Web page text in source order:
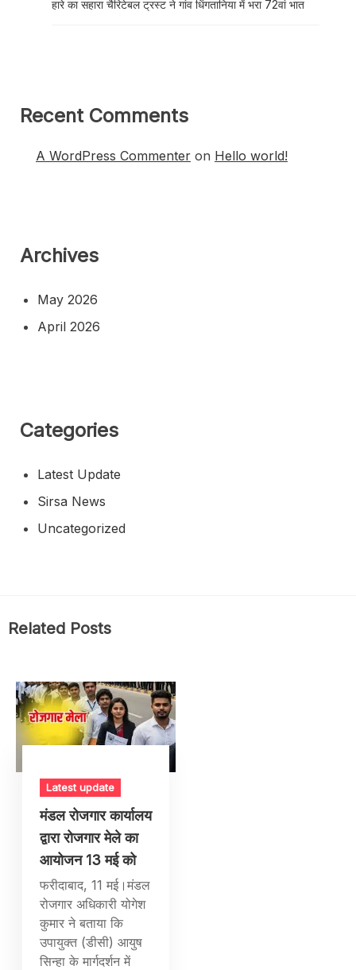
हारे का सहारा चैरिटेबल ट्रस्ट ने गांव धिंगतानिया में भरा 72वां भात
Recent Comments
A WordPress Commenter on Hello world!
Archives
May 2026
April 2026
Categories
Latest Update
Sirsa News
Uncategorized
Related Posts
Latest update
मंडल रोजगार कार्यालय
द्वारा रोजगार मेले का
आयोजन 13 मई को
फरीदाबाद, 11 मई।मंडल
रोजगार अधिकारी योगेश
कुमार ने बताया कि
उपायुक्त (डीसी) आयुष
सिन्हा के मार्गदर्शन में